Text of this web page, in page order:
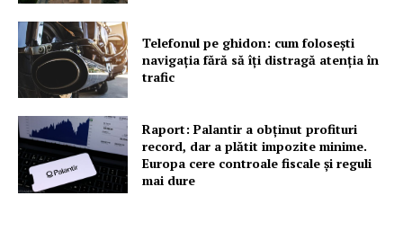
Telefonul pe ghidon: cum folosești
navigația fără să îți distragă atenția în
trafic
Raport: Palantir a obținut profituri
record, dar a plătit impozite minime.
Europa cere controale fiscale și reguli
mai dure